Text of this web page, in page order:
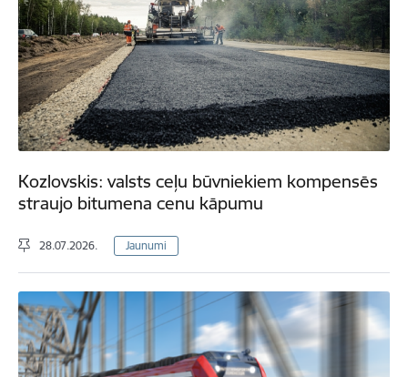
Kozlovskis: valsts ceļu būvniekiem kompensēs
straujo bitumena cenu kāpumu
28.07.2026. Jaunumi